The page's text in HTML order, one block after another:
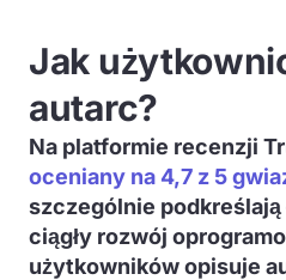
Jak
autarc?
Na platformie recenzji
oceniany na 4,7 z 5
szczególnie podkreślają
ciągły rozwój
użytkowników opisuje